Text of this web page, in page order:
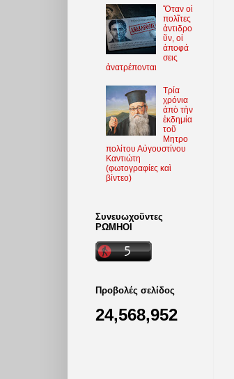
Ὅταν οἱ
πολῖτες
ἀντιδρο
ῦν, οἱ
ἀποφά
σεις
ἀνατρέπονται
Τρία
χρόνια
ἀπὸ τὴν
ἐκδημία
τοῦ
Μητρο
πολίτου Αὐγουστίνου
Καντιώτη
(φωτoγραφίες καὶ
βίντεο)
Συνευωχοῦντες
ΡΩΜΗΟΙ
Προβολές σελίδος
24,568,952